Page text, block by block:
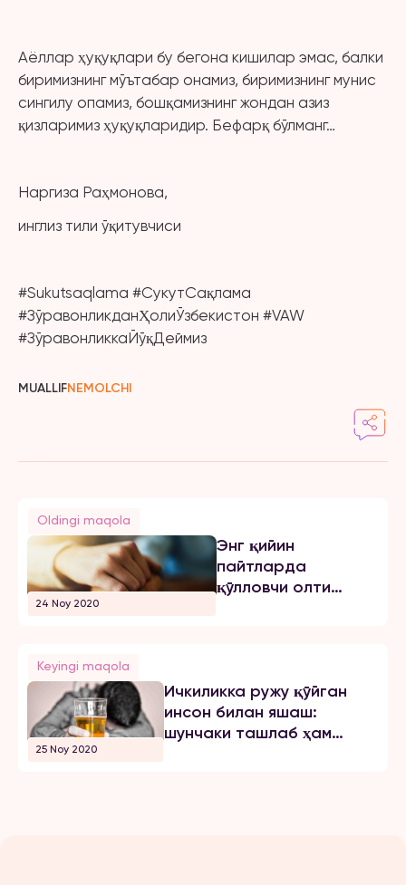
Аёллар ҳуқуқлари бу бегона кишилар эмас, балки
биримизнинг мўътабар онамиз, биримизнинг мунис
сингилу опамиз, бошқамизнинг жондан азиз
қизларимиз ҳуқуқларидир. Бефарқ бўлманг…
Наргиза Раҳмонова,
инглиз тили ўқитувчиси
#Sukutsaqlama #СукутСақлама
#ЗўравонликданҲолиЎзбекистон #VAW
#ЗўравонликкаЙўқДеймиз
MUALLIFNEMOLCHI
Oldingi maqola
24 Noy 2020
Энг қийин
пайтларда
қўлловчи олти
Keyingi maqola
25 Noy 2020
Ичкиликка ружу қўйган
инсон билан яшаш:
шунчаки ташлаб ҳам